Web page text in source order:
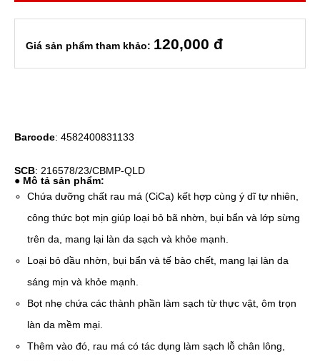
Giá sản phẩm tham khảo: 120,000 đ
Barcode: 4582400831133
SCB: 216578/23/CBMP-QLD
● Mô tả sản phẩm:
Chứa dưỡng chất rau má (CiCa) kết hợp cùng ý dĩ tự nhiên,
công thức bọt mịn giúp loại bỏ bã nhờn, bụi bẩn và lớp sừng
trên da, mang lại làn da sạch và khỏe mạnh.
Loại bỏ dầu nhờn, bụi bẩn và tế bào chết, mang lại làn da
sáng mịn và khỏe mạnh.
Bọt nhẹ chứa các thành phần làm sạch từ thực vật, ôm trọn
làn da mềm mại.
Thêm vào đó, rau má có tác dụng làm sạch lỗ chân lông,